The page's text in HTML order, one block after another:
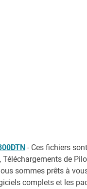
- Ces fichiers
Téléchargements de
sommes prêts à
complets et les